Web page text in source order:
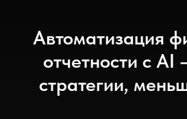
Автоматизация
отчетности с
стратегии,